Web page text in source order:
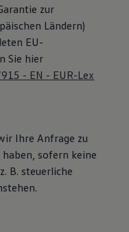
zur
Ländern)
EU-
Sie hier
- EN - EUR-Lex
Ihre Anfrage zu
sofern keine
B. steuerliche